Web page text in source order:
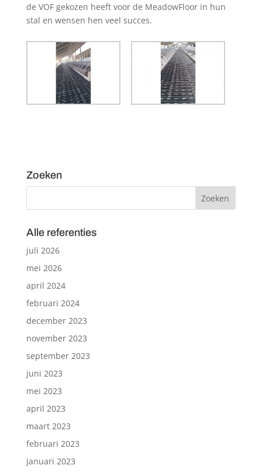
de VOF gekozen heeft voor de MeadowFloor in hun
stal en wensen hen veel succes.
Zoeken
Alle referenties
juli 2026
mei 2026
april 2024
februari 2024
december 2023
november 2023
september 2023
juni 2023
mei 2023
april 2023
maart 2023
februari 2023
januari 2023